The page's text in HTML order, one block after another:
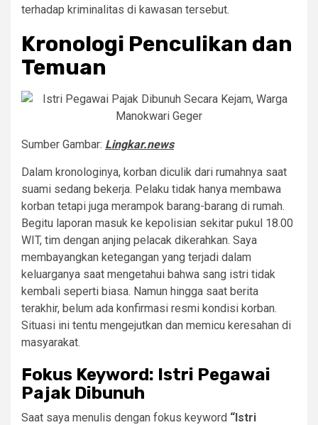
terhadap kriminalitas di kawasan tersebut.
Kronologi Penculikan dan
Temuan
Sumber Gambar: Lingkar.news
Dalam kronologinya, korban diculik dari rumahnya saat
suami sedang bekerja. Pelaku tidak hanya membawa
korban tetapi juga merampok barang-barang di rumah.
Begitu laporan masuk ke kepolisian sekitar pukul 18.00
WIT, tim dengan anjing pelacak dikerahkan. Saya
membayangkan ketegangan yang terjadi dalam
keluarganya saat mengetahui bahwa sang istri tidak
kembali seperti biasa. Namun hingga saat berita
terakhir, belum ada konfirmasi resmi kondisi korban.
Situasi ini tentu mengejutkan dan memicu keresahan di
masyarakat.
Fokus Keyword: Istri Pegawai
Pajak Dibunuh
Saat saya menulis dengan fokus keyword “Istri